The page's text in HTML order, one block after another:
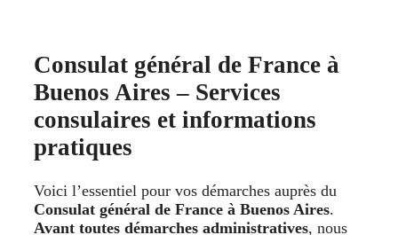
Consulat général de France à
Buenos Aires – Services
consulaires et informations
pratiques
Voici l’essentiel pour vos démarches auprès du
Consulat général de France à Buenos Aires.
Avant toutes démarches administratives, nous